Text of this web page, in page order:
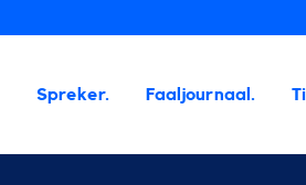
Spreker. Faaljournaal.